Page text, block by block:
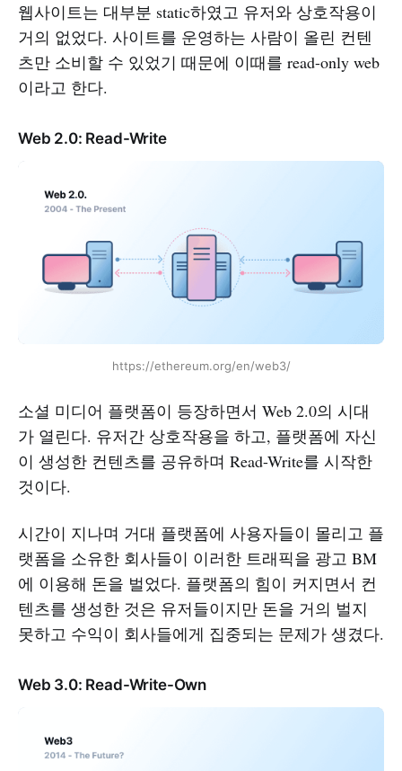
웹사이트는 대부분 static하였고 유저와 상호작용이
거의 없었다. 사이트를 운영하는 사람이 올린 컨텐
츠만 소비할 수 있었기 때문에 이때를 read-only web
이라고 한다.
Web 2.0: Read-Write
https://ethereum.org/en/web3/
소셜 미디어 플랫폼이 등장하면서 Web 2.0의 시대
가 열린다. 유저간 상호작용을 하고, 플랫폼에 자신
이 생성한 컨텐츠를 공유하며 Read-Write를 시작한
것이다.
시간이 지나며 거대 플랫폼에 사용자들이 몰리고 플
랫폼을 소유한 회사들이 이러한 트래픽을 광고 BM
에 이용해 돈을 벌었다. 플랫폼의 힘이 커지면서 컨
텐츠를 생성한 것은 유저들이지만 돈을 거의 벌지
못하고 수익이 회사들에게 집중되는 문제가 생겼다.
Web 3.0: Read-Write-Own